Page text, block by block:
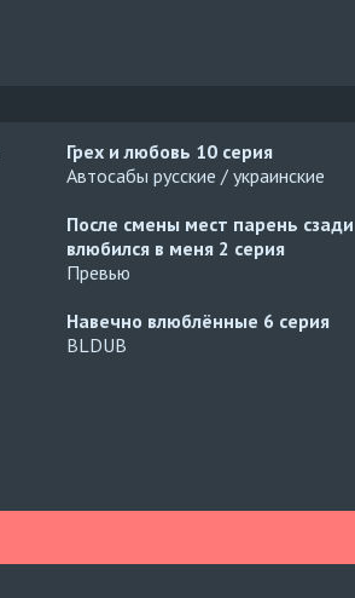
Грех и любовь 10 серия
Автосабы русские / украинские
После смены мест парень сзади
влюбился в меня 2 серия
Превью
Навечно влюблённые 6 серия
BLDUB